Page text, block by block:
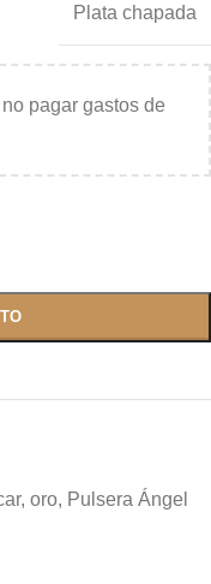
Plata chapada
pagar gastos de
, oro, Pulsera Ángel